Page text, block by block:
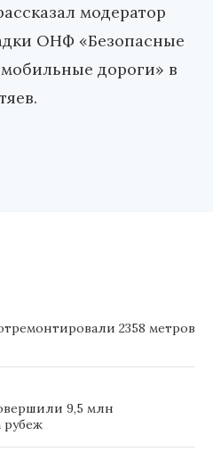
модератор
ОНФ «Безопасные
дороги» в
2358 метров
9,5 млн
рубеж